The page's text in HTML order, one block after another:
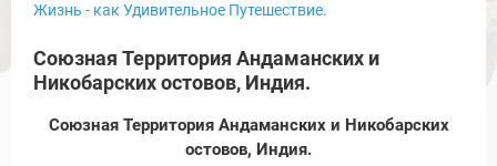
Жизнь - как Удивительное Путешествие.
Союзная Территория Андаманских и
Никобарских остовов, Индия.
Союзная Территория Андаманских и Никобарских
остовов, Индия.